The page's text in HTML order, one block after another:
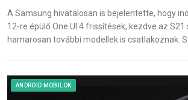
A Samsung hivatalosan is bejelentette, hogy
12-re épülő One UI 4 frissítések, kezdve az S21
hamarosan további modellek is csatlakoznak.
ANDROID MOBILOK